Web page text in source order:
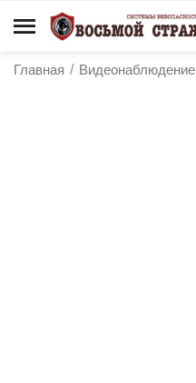
Главная / Видеонаблюдение